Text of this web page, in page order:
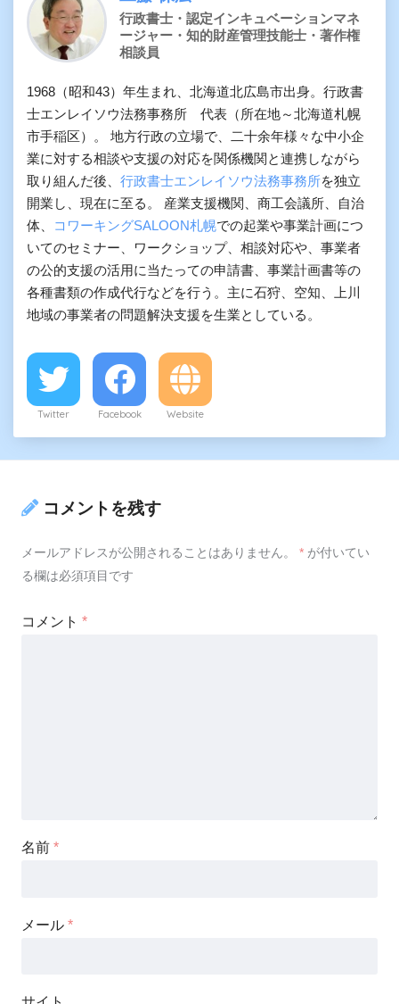
行政書士・認定インキュベーションマネ
ージャー・知的財産管理技能士・著作権
相談員
1968（昭和43）年生まれ、北海道北広島市出身。行政書
士エンレイソウ法務事務所 代表（所在地～北海道札幌
市手稲区）。 地方行政の立場で、二十余年様々な中小企
業に対する相談や支援の対応を関係機関と連携しながら
取り組んだ後、 行政書士エンレイソウ法務事務所を独立
開業し、現在に至る。 産業支援機関、商工会議所、自治
体、
コワーキングSALOON札幌での起業や事業計画につ
いてのセミナー、ワークショップ、相談対応や、事業者
の公的支援の活用に当たっての申請書、事業計画書等の
各種書類の作成代行などを行う。主に石狩、空知、上川
地域の事業者の問題解決支援を生業としている。
Twitter Facebook Website
コメントを残す
メールアドレスが公開されることはありません。 * が付いてい
る欄は必須項目です
コメント *
名前 *
メール *